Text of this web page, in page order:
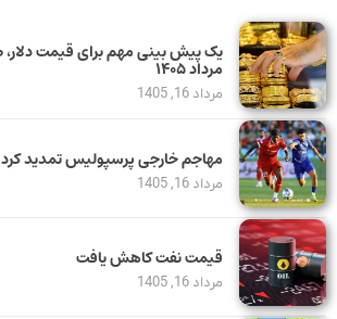
مرداد ۱۴۰۵
مرداد 16, 1405
مهاجم خارجی پرسپولیس تمدید کرد
مرداد 16, 1405
قیمت نفت کاهش یافت
مرداد 16, 1405